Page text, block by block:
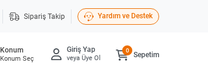
Sipariş Takip Yardım ve Destek
Konum
Konum Seç
Giriş Yap
veya Üye Ol Sepetim
0